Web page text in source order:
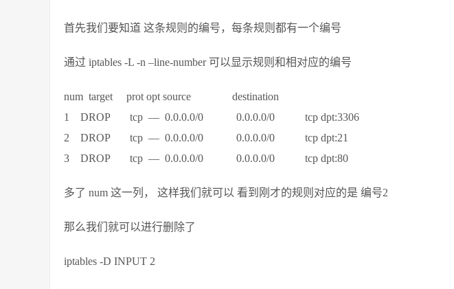
首先我们要知道 这条规则的编号，每条规则都有一个编号
通过 iptables -L -n –line-number 可以显示规则和相对应的编号
num target prot opt source destination
1 DROP tcp — 0.0.0.0/0 0.0.0.0/0 tcp dpt:3306
2 DROP tcp — 0.0.0.0/0 0.0.0.0/0 tcp dpt:21
3 DROP tcp — 0.0.0.0/0 0.0.0.0/0 tcp dpt:80
多了 num 这一列， 这样我们就可以 看到刚才的规则对应的是 编号2
那么我们就可以进行删除了
iptables -D INPUT 2